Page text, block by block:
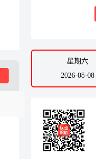
星期六
2026-08-08